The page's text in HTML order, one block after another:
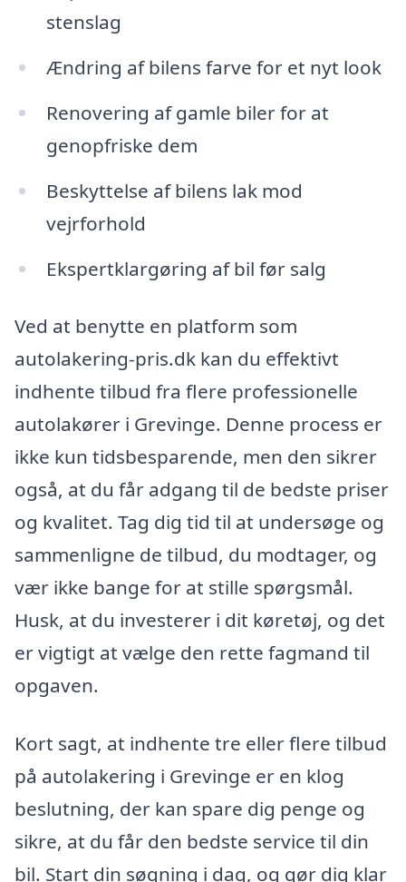
stenslag
Ændring af bilens farve for et nyt look
Renovering af gamle biler for at
genopfriske dem
Beskyttelse af bilens lak mod
vejrforhold
Ekspertklargøring af bil før salg
Ved at benytte en platform som
autolakering-pris.dk kan du effektivt
indhente tilbud fra flere professionelle
autolakører i Grevinge. Denne process er
ikke kun tidsbesparende, men den sikrer
også, at du får adgang til de bedste priser
og kvalitet. Tag dig tid til at undersøge og
sammenligne de tilbud, du modtager, og
vær ikke bange for at stille spørgsmål.
Husk, at du investerer i dit køretøj, og det
er vigtigt at vælge den rette fagmand til
opgaven.
Kort sagt, at indhente tre eller flere tilbud
på autolakering i Grevinge er en klog
beslutning, der kan spare dig penge og
sikre, at du får den bedste service til din
bil. Start din søgning i dag, og gør dig klar